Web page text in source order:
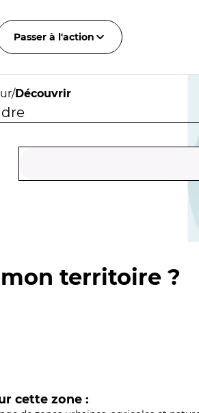
Passer à l'action
/Découvrir
territoire ?
cette zone :